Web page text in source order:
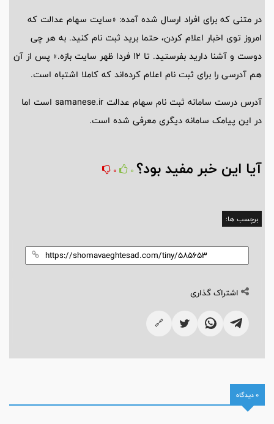
در متنی که برای افراد ارسال شده آمده: «سایت سهام عدالت که
امروز توی اخبار اعلام کردن، حتما برید ثبت نام کنید. به هر چی
دوست و آشنا دارید بفرستید. تا ۱۲ فردا ظهر سایت بازه.» پس از آن
هم آدرسی را برای ثبت نام اعلام کرده‌اند که کاملا اشتباه است.
آدرس درست سامانه ثبت نام سهام عدالت samanese.ir است اما
در این پیامک سامانه دیگری معرفی شده است.
آیا این خبر مفید بود؟ 0
0
برچسب ها:
اشتراک گذاری
🔗
0 دیدگاه